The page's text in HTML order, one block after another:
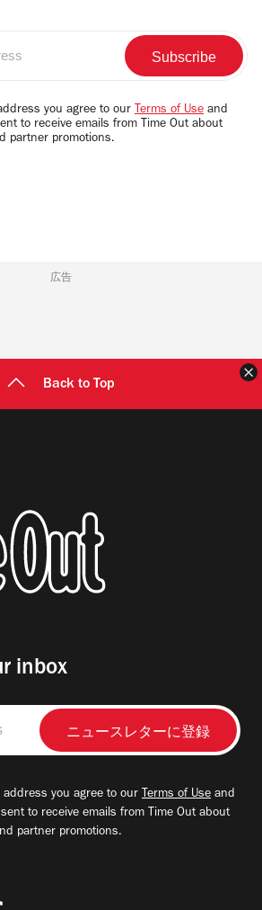
you agree to our Terms of Use and
to receive emails from Time Out about
partner promotions.
広告
Back to Top
inbox
address you agree to our Terms of Use and
to receive emails from Time Out about
partner promotions.